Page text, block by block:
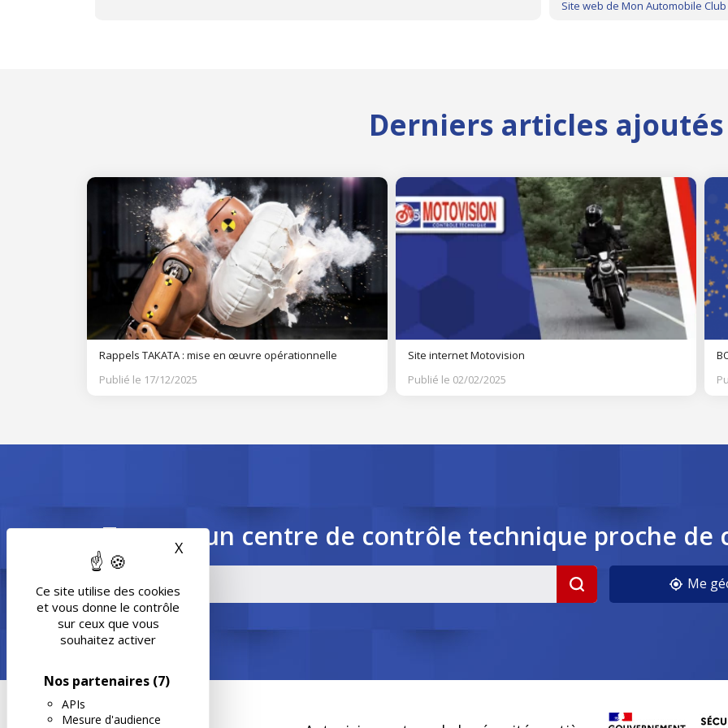
Ce site utilise des cookies
et vous donne le contrôle
sur ceux que vous
souhaitez activer
Nos partenaires (7)
APIs
Mesure d'audience
X Masquer le bandeau des cookies
Derniers articles ajoutés
Rappels TAKATA : mise en œuvre opérationnelle
Publié le 17/12/2025
Site internet Motovision
Publié le 02/02/2025
Trouvez un centre de contrôle technique proche de
Me